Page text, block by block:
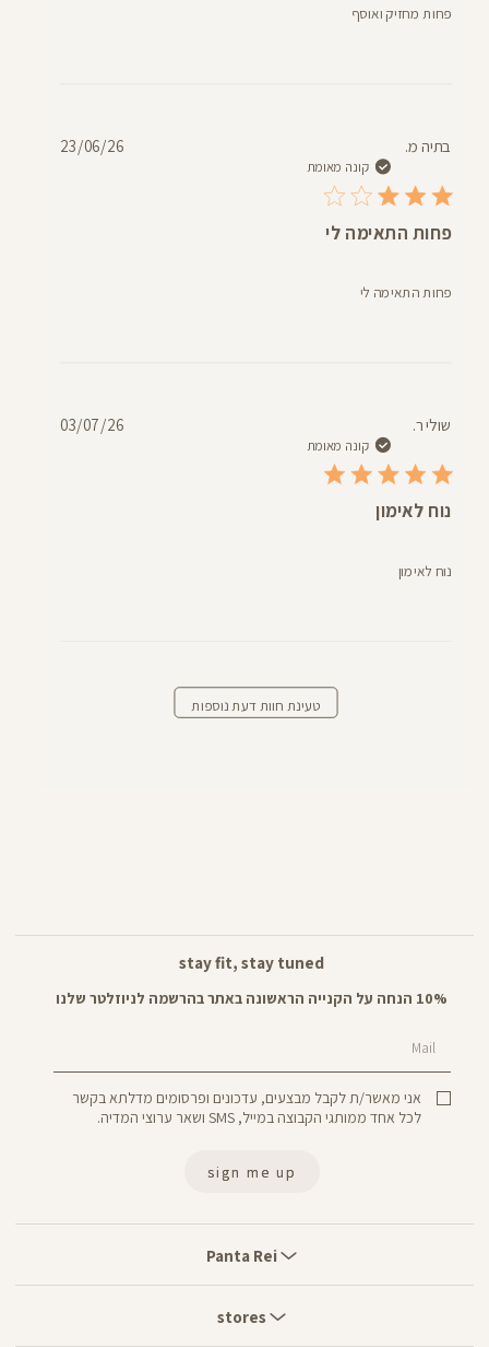
פחות מחזיק ואוסף
בתיה מ.
קונה מאומת
פחות התאימה לי
פחות התאימה לי
23/06/26
שולי ר.
קונה מאומת
נוח לאימון
נוח לאימון
תאריך03/07/26
טעינת חוות דעת נוספות
Rei
Panta Rei
stores
stay fit, stay tuned
10% הנחה על הקנייה הראשונה באתר בהרשמה לניוזלטר שלנו
Mail
אני מאשר/ת לקבל מבצעים, עדכונים ופרסומים מדלתא בקשר
לכל אחד ממותגי הקבוצה במייל, SMS ושאר ערוצי המדיה.
sign me up